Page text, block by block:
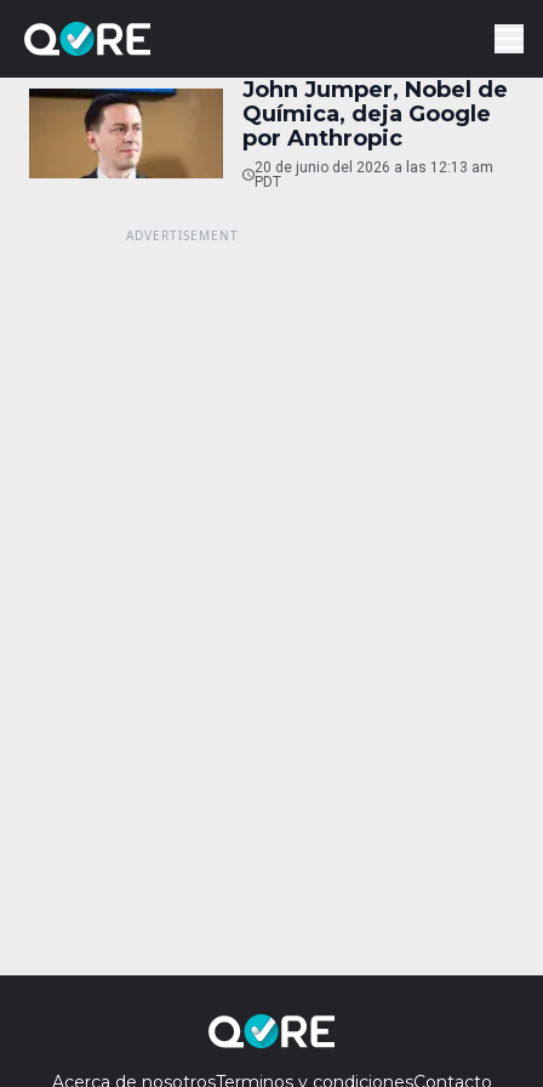
John Jumper, Nobel de
Química, deja Google
por Anthropic
20 de junio del 2026 a las 12:13 am
PDT
Acerca de nosotrosTerminos y condicionesContacto